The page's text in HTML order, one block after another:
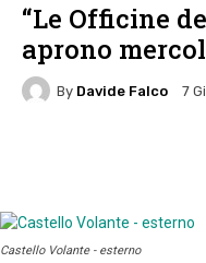
“Le Officine
aprono
By Davide Falco 7
Castello Volante - esterno